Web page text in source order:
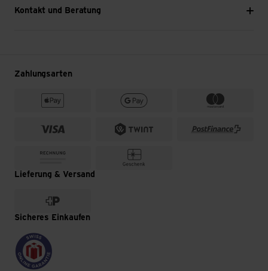
Kontakt und Beratung
Zahlungsarten
Lieferung & Versand
Sicheres Einkaufen